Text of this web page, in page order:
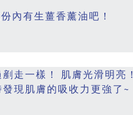
內有生薑香薰油吧！
走一樣！ 肌膚光滑明亮！
現肌膚的吸收力更強了~